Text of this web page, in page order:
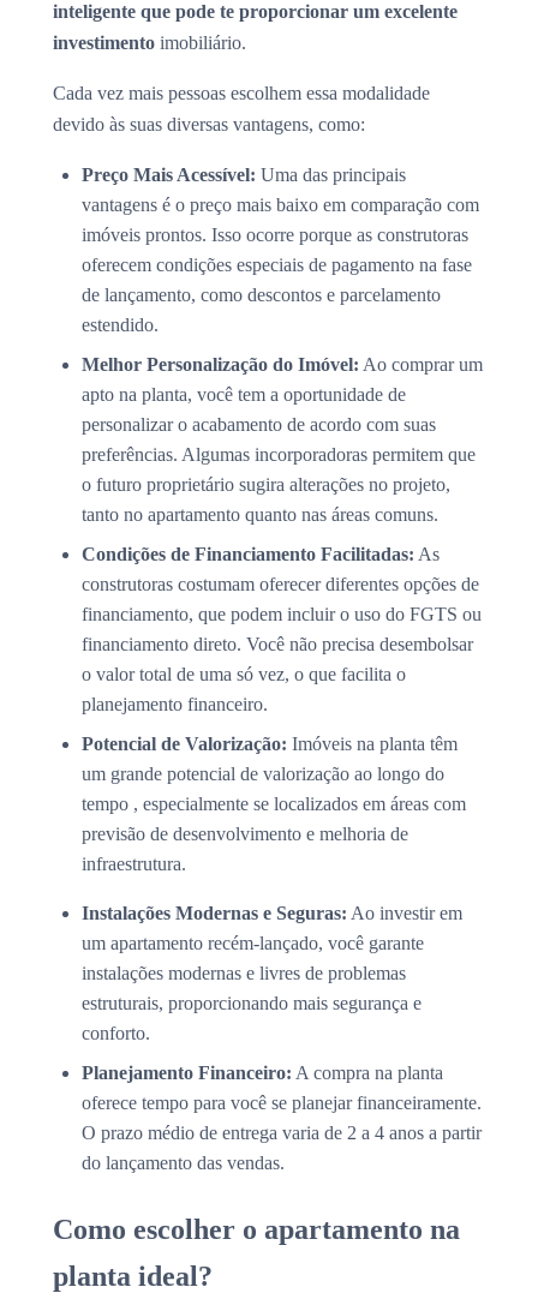
inteligente que pode te proporcionar um excelente
investimento imobiliário.
Cada vez mais pessoas escolhem essa modalidade
devido às suas diversas vantagens, como:
Preço Mais Acessível: Uma das principais
vantagens é o preço mais baixo em comparação com
imóveis prontos. Isso ocorre porque as construtoras
oferecem condições especiais de pagamento na fase
de lançamento, como descontos e parcelamento
estendido.
Melhor Personalização do Imóvel: Ao comprar um
apto na planta, você tem a oportunidade de
personalizar o acabamento de acordo com suas
preferências. Algumas incorporadoras permitem que
o futuro proprietário sugira alterações no projeto,
tanto no apartamento quanto nas áreas comuns.
Condições de Financiamento Facilitadas: As
construtoras costumam oferecer diferentes opções de
financiamento, que podem incluir o uso do FGTS ou
financiamento direto. Você não precisa desembolsar
o valor total de uma só vez, o que facilita o
planejamento financeiro.
Potencial de Valorização: Imóveis na planta têm
um grande potencial de valorização ao longo do
tempo , especialmente se localizados em áreas com
previsão de desenvolvimento e melhoria de
infraestrutura.
Instalações Modernas e Seguras: Ao investir em
um apartamento recém-lançado, você garante
instalações modernas e livres de problemas
estruturais, proporcionando mais segurança e
conforto.
Planejamento Financeiro: A compra na planta
oferece tempo para você se planejar financeiramente.
O prazo médio de entrega varia de 2 a 4 anos a partir
do lançamento das vendas.
Como escolher o apartamento na
planta ideal?